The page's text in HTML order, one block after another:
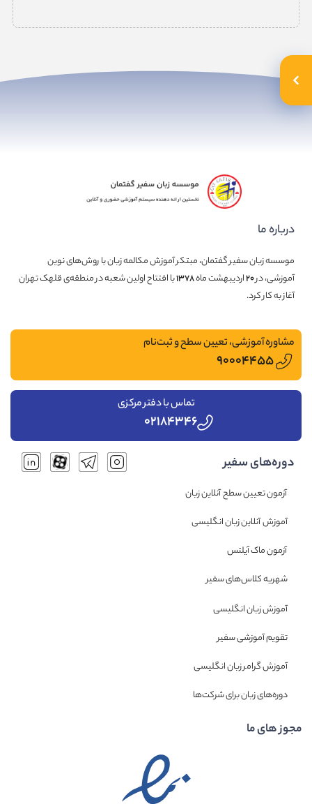
درباره ما
موسسه زبان سفیر گفتمان، مبتکر آموزش مکالمه زبان با روش‌های نوین
آموزشی، در۲۰اردیبهشت ماه۱۳۷۸با افتتاح اولین شعبه در منطقه‌ی قلهک تهران
آغاز به کار کرد.
مشاوره آموزشی، تعیین سطح و ثبت‌نام
۹۰۰۰۴۴۵۵
تماس با دفتر مرکزی
۰۲۱۸۴۳۴۶
دوره‌های سفیر
آزمون تعیین سطح آنلاین زبان
آموزش آنلاین زبان انگلیسی
آزمون ماک آیلتس
شهریه کلاس‌های سفیر
آموزش زبان انگلیسی
تقویم آموزشی سفیر
آموزش گرامر زبان انگلیسی
دوره‌های زبان برای شرکت‌ها
مجوز های ما